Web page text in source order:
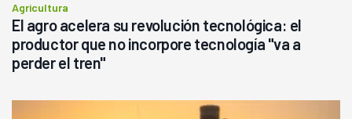
Agricultura
El agro acelera su revolución tecnológica: el
productor que no incorpore tecnología "va a
perder el tren"